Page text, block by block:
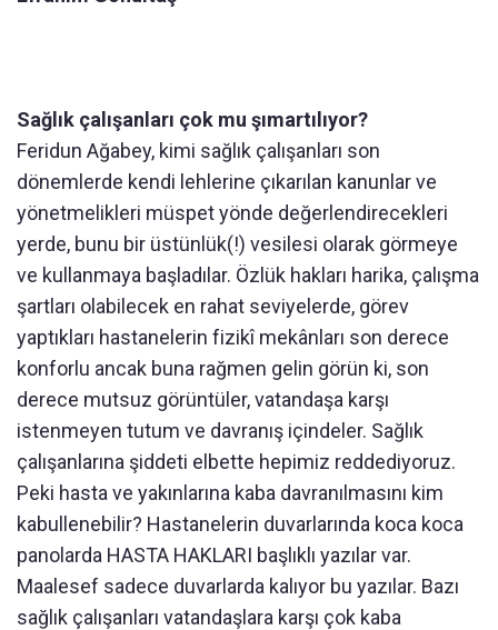
Sağlık çalışanları çok mu şımartılıyor?
Feridun Ağabey, kimi sağlık çalışanları son
dönemlerde kendi lehlerine çıkarılan kanunlar ve
yönetmelikleri müspet yönde değerlendirecekleri
yerde, bunu bir üstünlük(!) vesilesi olarak görmeye
ve kullanmaya başladılar. Özlük hakları harika, çalışma
şartları olabilecek en rahat seviyelerde, görev
yaptıkları hastanelerin fizikî mekânları son derece
konforlu ancak buna rağmen gelin görün ki, son
derece mutsuz görüntüler, vatandaşa karşı
istenmeyen tutum ve davranış içindeler. Sağlık
çalışanlarına şiddeti elbette hepimiz reddediyoruz.
Peki hasta ve yakınlarına kaba davranılmasını kim
kabullenebilir? Hastanelerin duvarlarında koca koca
panolarda HASTA HAKLARI başlıklı yazılar var.
Maalesef sadece duvarlarda kalıyor bu yazılar. Bazı
sağlık çalışanları vatandaşlara karşı çok kaba